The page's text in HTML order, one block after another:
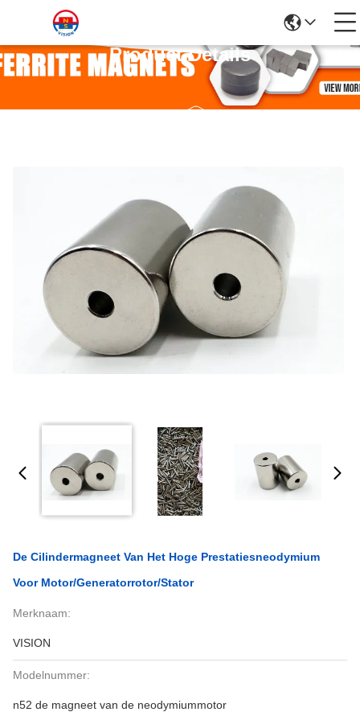
Product Details
De Cilindermagneet Van Het Hoge Prestatiesneodymium
Voor Motor/Generatorrotor/Stator
Merknaam:
VISION
Modelnummer:
n52 de magneet van de neodymiummotor